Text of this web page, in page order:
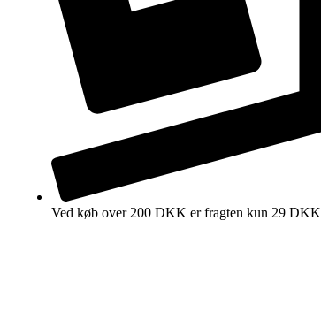
Ved køb over 200 DKK er fragten kun 29 DKK